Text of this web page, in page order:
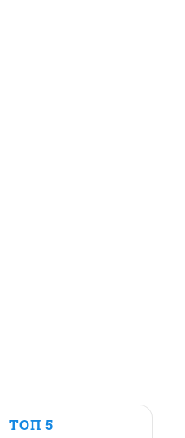
ТОП 5